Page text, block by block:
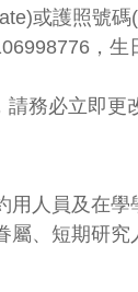
或護照號碼
，
務必立即更
人員及在
、短期研